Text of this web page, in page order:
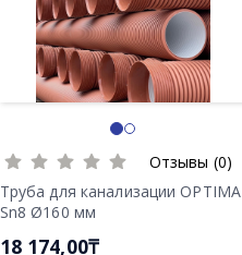
Отзывы (0)
Труба для канализации OPTIMA
Sn8 Ø160 мм
18 174,00₸